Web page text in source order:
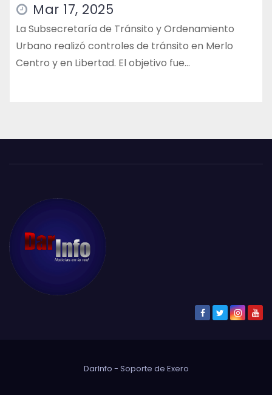
Mar 17, 2025
La Subsecretaría de Tránsito y Ordenamiento
Urbano realizó controles de tránsito en Merlo
Centro y en Libertad. El objetivo fue…
DarInfo - Soporte de Exero